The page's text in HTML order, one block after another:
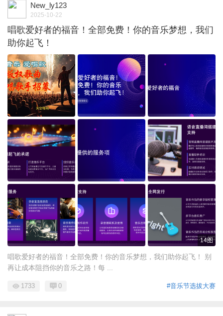
New_ly123
2025-10-22
唱歌爱好者的福音！全部免费！你的音乐梦想，我们
助你起飞！
14图
唱歌爱好者的福音！全部免费！你的音乐梦想，我们助你起飞！ 别
再让成本阻挡你的音乐之路！每 ...
#音乐节选拔大赛
1733 0